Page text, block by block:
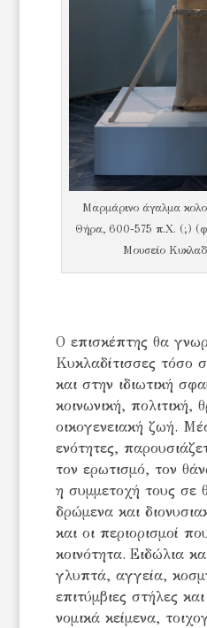
Μαρμάρινο άγαλμα
Θήρα, 600-575 π.Χ. (;)
Μουσείο
Ο επισκέπτης θα
Κυκλαδίτισσες τόσο
και στην ιδιωτική
κοινωνική, πολιτική,
οικογενειακή ζωή.
ενότητες,
τον ερωτισμό, τον
η συμμετοχή τους σε
δρώμενα και
και οι περιορισμοί
κοινότητα. Ειδώλια
γλυπτά, αγγεία,
επιτύμβιες στήλες
νομικά κείμενα,